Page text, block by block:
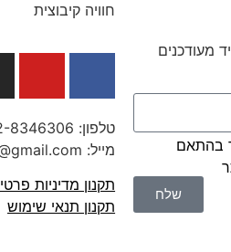
מעודכנים
בהתאם
שלח
חוויה קיבוצית
טלפון: 8346306
מייל: tourmasaryk@gmail.com
תקנון מדיניות
תקנון תנאי שימוש